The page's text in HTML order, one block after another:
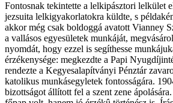
Fontosnak tekintette a lelkipásztori lelkület
jezsuita lelkigyakorlatokra küldte, s
akkor még csak boldoggá avatott Vianney
a vallásos egyesületek munkáját,
nyomdát, hogy ezzel is segíthesse
érzékenysége: megkezdte a Papi
rendezte a Kegyesalapítványi Pénztár
katolikus munkásegyletek fontosságára.
bizottságot állított fel a szent zene